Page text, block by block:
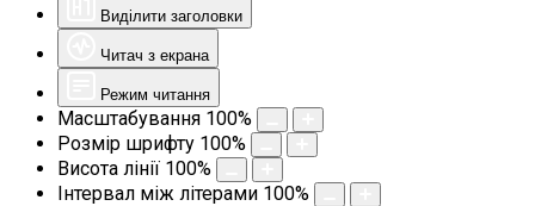
Виділити заголовки
Читач з екрана
Режим читання
Масштабування 100%
Розмір шрифту 100%
Висота лінії 100%
Інтервал між літерами 100%